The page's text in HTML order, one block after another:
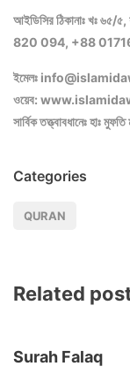
আইডিসির ঠিকানাঃ খঃ
820 094, +88 01716
ইমেলঃ
ওয়েব:
সার্বিক তত্ত্বাবধানেঃ হাঃ
Categories
QURAN
Related
Surah Falaq